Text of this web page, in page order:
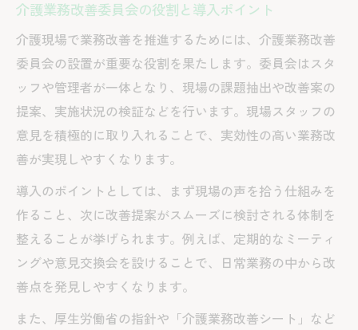
介護業務改善委員会の役割と導入ポイント
介護現場で業務改善を推進するためには、介護業務改善
委員会の設置が重要な役割を果たします。委員会はスタ
ッフや管理者が一体となり、現場の課題抽出や改善案の
提案、実施状況の検証などを行います。現場スタッフの
意見を積極的に取り入れることで、実効性の高い業務改
善が実現しやすくなります。
導入のポイントとしては、まず現場の声を拾う仕組みを
作ること、次に改善提案がスムーズに検討される体制を
整えることが挙げられます。例えば、定期的なミーティ
ングや意見交換会を設けることで、日常業務の中から改
善点を発見しやすくなります。
また、厚生労働省の指針や「介護業務改善シート」など